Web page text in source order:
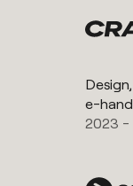
e-
2023 -